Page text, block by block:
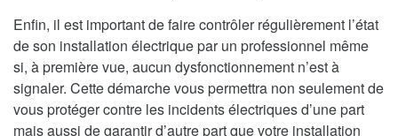
Enfin, il est important de faire contrôler régulièrement l’état
de son installation électrique par un professionnel même
si, à première vue, aucun dysfonctionnement n’est à
signaler. Cette démarche vous permettra non seulement de
vous protéger contre les incidents électriques d’une part
mais aussi de garantir d’autre part que votre installation